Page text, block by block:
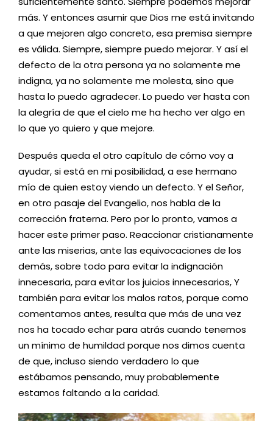
más. Y entonces asumir que Dios me está invitando
a que mejoren algo concreto, esa premisa siempre
es válida. Siempre, siempre puedo mejorar. Y así el
defecto de la otra persona ya no solamente me
indigna, ya no solamente me molesta, sino que
hasta lo puedo agradecer. Lo puedo ver hasta con
la alegría de que el cielo me ha hecho ver algo en
lo que yo quiero y que mejore.
Después queda el otro capítulo de cómo voy a
ayudar, si está en mi posibilidad, a ese hermano
mío de quien estoy viendo un defecto. Y el Señor,
en otro pasaje del Evangelio, nos habla de la
corrección fraterna. Pero por lo pronto, vamos a
hacer este primer paso. Reaccionar cristianamente
ante las miserias, ante las equivocaciones de los
demás, sobre todo para evitar la indignación
innecesaria, para evitar los juicios innecesarios, Y
también para evitar los malos ratos, porque como
comentamos antes, resulta que más de una vez
nos ha tocado echar para atrás cuando tenemos
un mínimo de humildad porque nos dimos cuenta
de que, incluso siendo verdadero lo que
estábamos pensando, muy probablemente
estamos faltando a la caridad.